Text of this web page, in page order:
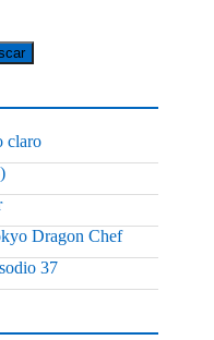
claro
Dragon Chef
37